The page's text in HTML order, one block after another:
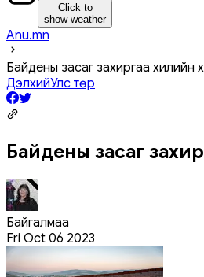
Click to
show weather
Anu.mn
Байдены засаг захиргаа хилийн
ДэлхийУлс төр
Байдены засаг
Байгалмаа
Fri Oct 06 2023